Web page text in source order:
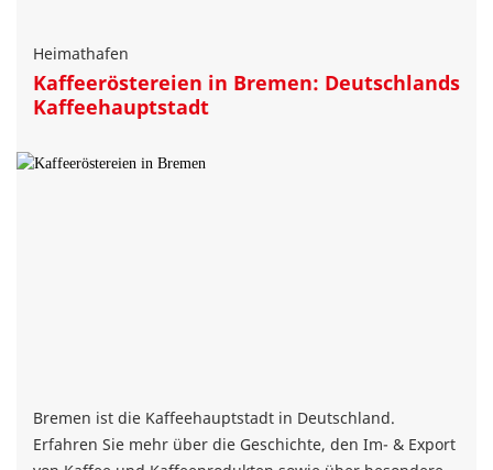
Heimathafen
Kaffeeröstereien in Bremen: Deutschlands
Kaffeehauptstadt
Bremen ist die Kaffeehauptstadt in Deutschland.
Erfahren Sie mehr über die Geschichte, den Im- & Export